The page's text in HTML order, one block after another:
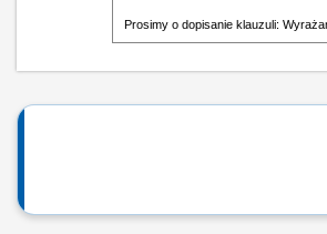
Prosimy o dopisanie klauzuli: